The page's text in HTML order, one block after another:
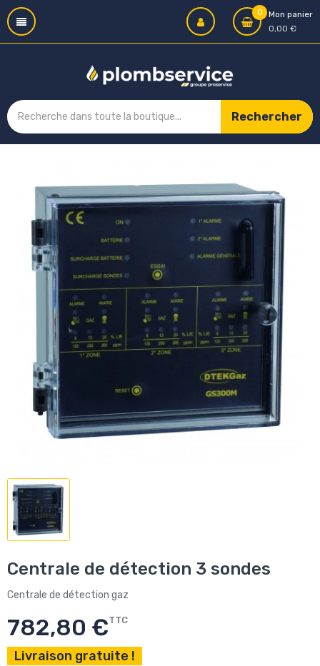
0
Mon panier
0,00 €
Rechercher
Centrale de détection 3 sondes
Centrale de détection gaz
782,80 €TTC
Livraison gratuite !